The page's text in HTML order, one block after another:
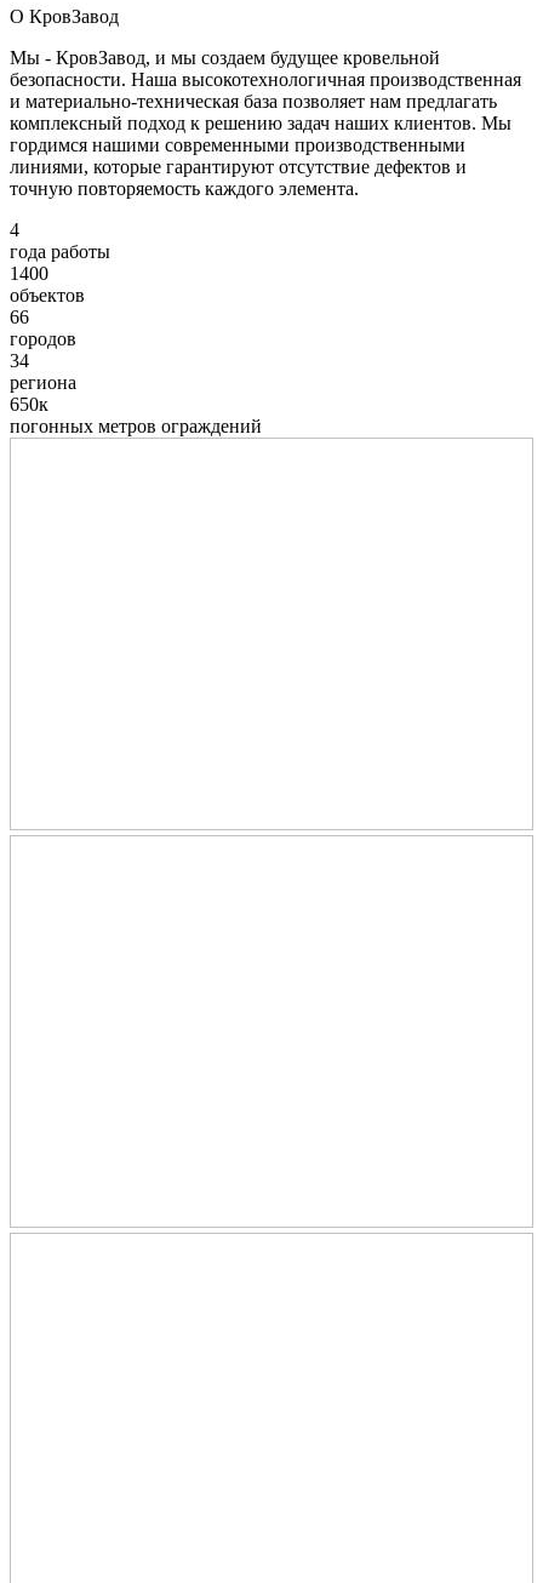
О КровЗавод
Мы - КровЗавод, и мы создаем будущее кровельной
безопасности. Наша высокотехнологичная производственная
и материально-техническая база позволяет нам предлагать
комплексный подход к решению задач наших клиентов. Мы
гордимся нашими современными производственными
линиями, которые гарантируют отсутствие дефектов и
точную повторяемость каждого элемента.
4
года работы
1400
объектов
66
городов
34
региона
650к
погонных метров ограждений